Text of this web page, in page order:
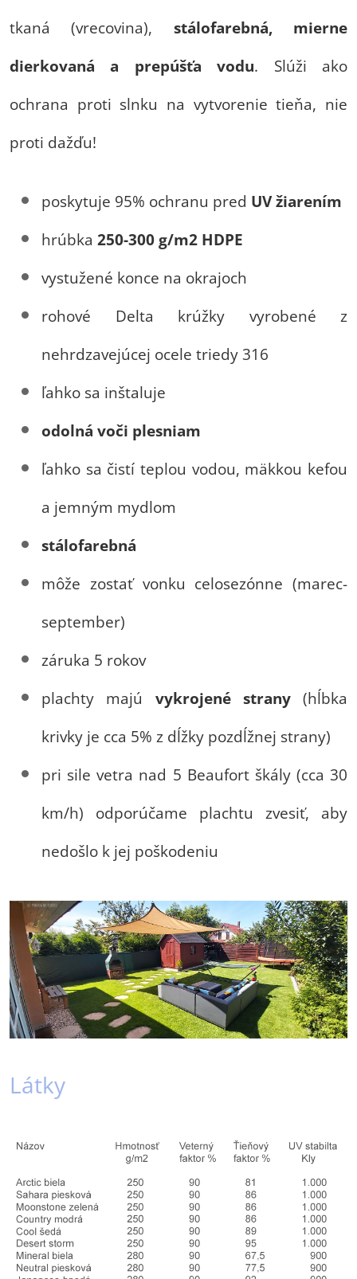
tkaná (vrecovina), stálofarebná, mierne
dierkovaná a prepúšťa vodu. Slúži ako
ochrana proti slnku na vytvorenie tieňa, nie
proti dažďu!
poskytuje 95% ochranu pred UV žiarením
hrúbka 250-300 g/m2 HDPE
vystužené konce na okrajoch
rohové Delta krúžky vyrobené z
nehrdzavejúcej ocele triedy 316
ľahko sa inštaluje
odolná voči plesniam
ľahko sa čistí teplou vodou, mäkkou kefou
a jemným mydlom
stálofarebná
môže zostať vonku celosezónne (marec-
september)
záruka 5 rokov
plachty majú vykrojené strany(hĺbka
krivky je cca 5% z dĺžky pozdĺžnej strany)
pri sile vetra nad 5 Beaufort škály (cca 30
km/h) odporúčame plachtu zvesiť, aby
nedošlo k jej poškodeniu
Látky